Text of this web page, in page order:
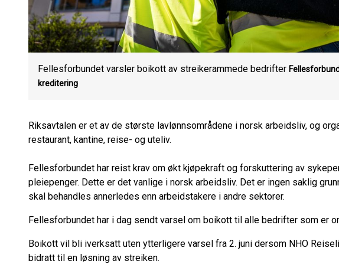
Fellesforbundet varsler boikott av streikerammede bedrifter
kreditering
Riksavtalen er et av de største lavlønnsområdene i norsk arbeidsliv, og
restaurant, kantine, reise- og uteliv.
Fellesforbundet har reist krav om økt kjøpekraft og forskuttering av
pleiepenger. Dette er det vanlige i norsk arbeidsliv. Det er ingen saklig
skal behandles annerledes enn arbeidstakere i andre sektorer.
Fellesforbundet har i dag sendt varsel om boikott til alle bedrifter som er
Boikott vil bli iverksatt uten ytterligere varsel fra 2. juni dersom NHO
bidratt til en løsning av streiken.